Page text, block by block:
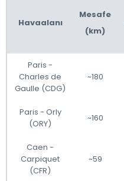
Havaalanı
Mesafe
(km)
Paris -
Charles de
Gaulle (CDG)
~180
Paris - Orly
(ORY)
~160
Caen -
Carpiquet
(CFR)
~59